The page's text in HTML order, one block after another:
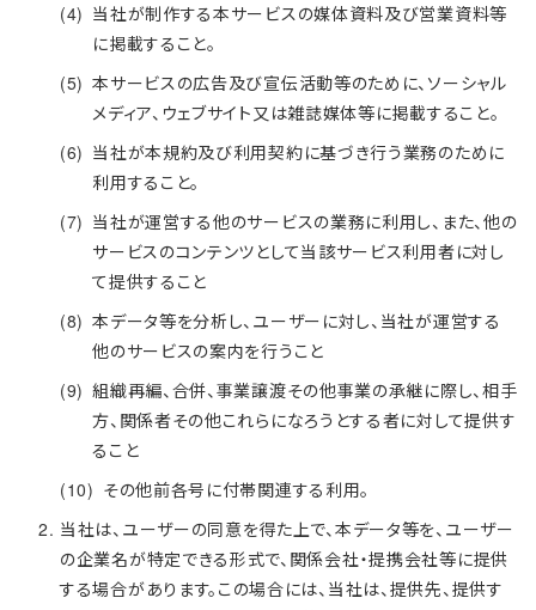
当社が制作する本サービスの媒体資料及び営業資料等
に掲載すること。
本サービスの広告及び宣伝活動等のために、ソーシャル
メディア、ウェブサイト又は雑誌媒体等に掲載すること。
当社が本規約及び利用契約に基づき行う業務のために
利用すること。
当社が運営する他のサービスの業務に利用し、また、他の
サービスのコンテンツとして当該サービス利用者に対し
て提供すること
本データ等を分析し、ユーザーに対し、当社が運営する
他のサービスの案内を行うこと
組織再編、合併、事業譲渡その他事業の承継に際し、相手
方、関係者その他これらになろうとする者に対して提供す
ること
その他前各号に付帯関連する利用。
当社は、ユーザーの同意を得た上で、本データ等を、ユーザー
の企業名が特定できる形式で、関係会社・提携会社等に提供
する場合があります。この場合には、当社は、提供先、提供す